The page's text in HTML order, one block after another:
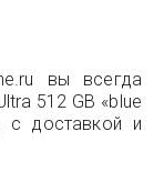
вы всегда
512 GB «blue
с доставкой и